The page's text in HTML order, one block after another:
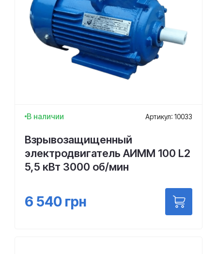
В наличии Артикул: 10033
Взрывозащищенный
электродвигатель АИММ 100 L2
5,5 кВт 3000 об/мин
6 540 грн